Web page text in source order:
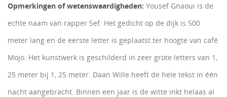
Opmerkingen of wetenswaardigheden: Yousef Gnaoui is de
echte naam van rapper Sef. Het gedicht op de dijk is 500
meter lang en de eerste letter is geplaatst ter hoogte van café
Mojo. Het kunstwerk is geschilderd in zeer grote letters van 1,
25 meter bij 1, 25 meter. Daan Wille heeft de hele tekst in één
nacht aangebracht. Binnen een jaar is de witte inkt helaas al